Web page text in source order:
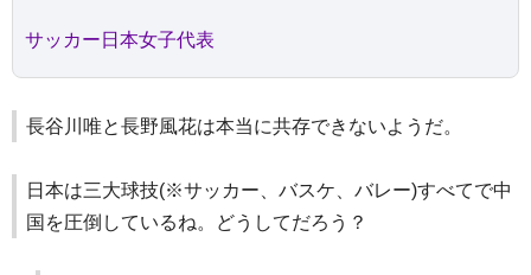
サッカー日本女子代表
長谷川唯と長野風花は本当に共存できないようだ。
日本は三大球技(※サッカー、バスケ、バレー)すべてで中
国を圧倒しているね。どうしてだろう？